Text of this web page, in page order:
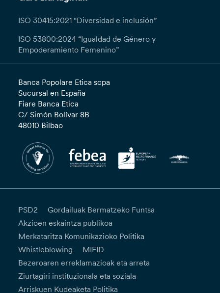
ISO 30415:2021 “Diversidad e inclusión”
ISO 53800:2024 “Igualdad de Género y
Empoderamiento Femenino”
Banca Popolare Etica scpa
Sucursal en España
Fiare Banca Etica
C/ Simón Bolívar 8B
48010 Bilbao
PSD2
Gordailuak Bermatzeko Funtsa
Akzioen eskaintza publikoa
Merkataritza Komunikazioko Politika
Whistleblowing
MIFID
Bezeroaren erreklamazioak eta arreta
Ziurtagiri instituzionala eta soziala
Arriskuen Kudeaketa Politika